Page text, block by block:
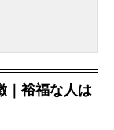
｜裕福な人は